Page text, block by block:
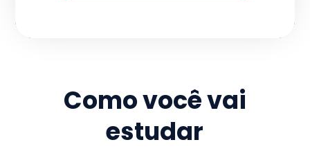
Como você vai
estudar